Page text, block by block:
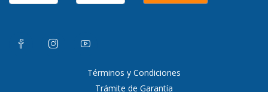
Términos y Condiciones
Trámite de Garantía